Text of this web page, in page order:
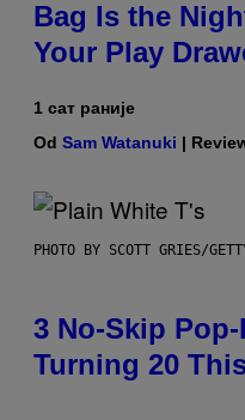
Bag Is the
Your Play
1 сат раније
Od Sam Watanuki |
PHOTO BY SCOTT GRIES/
3 No-Skip
Turning 20